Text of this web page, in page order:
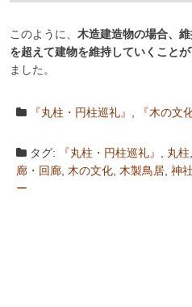
このように、 木造建造物の場合、
を超えて建物を維持していくこと
ました。
『丸柱・円柱巡礼』 『木の文
タグ: 『丸柱・円柱巡礼』 丸柱
廊・回廊 木の文化 木製鳥居 神
ー